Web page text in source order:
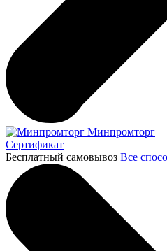
Минпромторг
Сертификат
Бесплатный самовывоз Все